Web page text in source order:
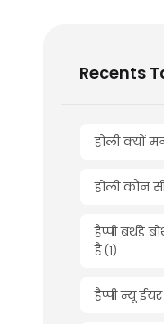
Recents
होली क्यों
होली कौन
हैप्पी बर्थडे
है (1)
हैप्पी न्यू